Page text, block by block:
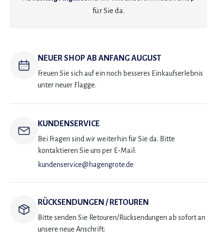
für Sie da.
NEUER SHOP AB ANFANG AUGUST
Freuen Sie sich auf ein noch besseres Einkaufserlebnis
unter neuer Flagge.
KUNDENSERVICE
Bei Fragen sind wir weiterhin für Sie da. Bitte
kontaktieren Sie uns per E-Mail:
kundenservice@hagengrote.de
RÜCKSENDUNGEN / RETOUREN
Bitte senden Sie Retouren/Rücksendungen ab sofort an
unsere neue Anschrift: